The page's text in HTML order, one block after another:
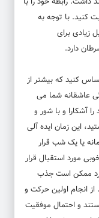
کنید. با توجه به
زیادی برای
دارد.
کنید که بیشتر از
عاشقانه شما می
آشکارا و با شور و
این زمان ایده آلی
یا یک شب قرار
مورد استقبال قرار
ممکن است جذب
انجام اولین حرکت و
و احتمال موفقیت